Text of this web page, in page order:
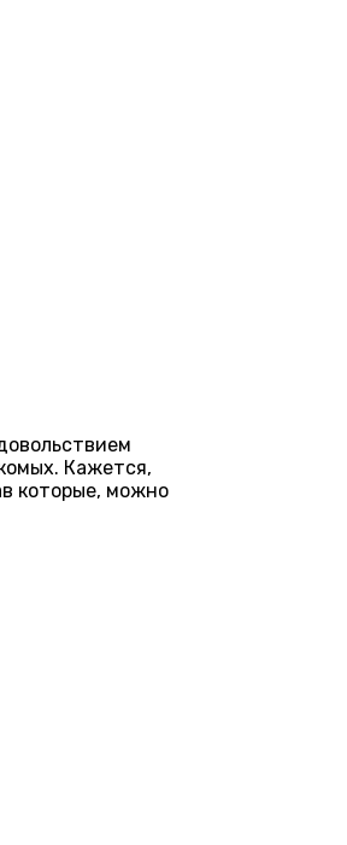
Кажется,
которые, можно